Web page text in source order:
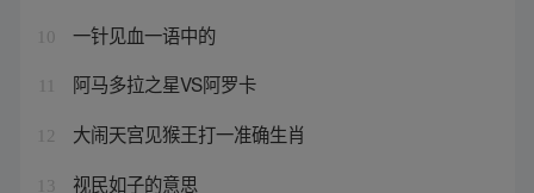
10 一针见血一语中的
阿马多拉之星VS阿罗卡
12 大闹天宫见猴王打一准确生肖
13 视民如子的意思